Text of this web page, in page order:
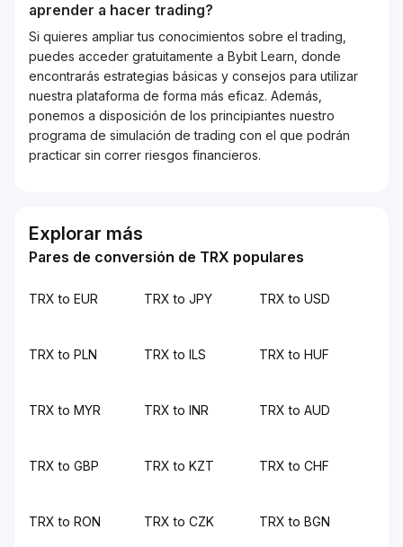
aprender a hacer trading?
Si quieres ampliar tus conocimientos sobre el trading,
puedes acceder gratuitamente a Bybit Learn, donde
encontrarás estrategias básicas y consejos para utilizar
nuestra plataforma de forma más eficaz. Además,
ponemos a disposición de los principiantes nuestro
programa de simulación de trading con el que podrán
practicar sin correr riesgos financieros.
Explorar más
Pares de conversión de TRX populares
TRX to EUR TRX to JPY TRX to USD
TRX to PLN TRX to ILS TRX to HUF
TRX to MYR TRX to INR TRX to AUD
TRX to GBP TRX to KZT TRX to CHF
TRX to RON TRX to CZK TRX to BGN